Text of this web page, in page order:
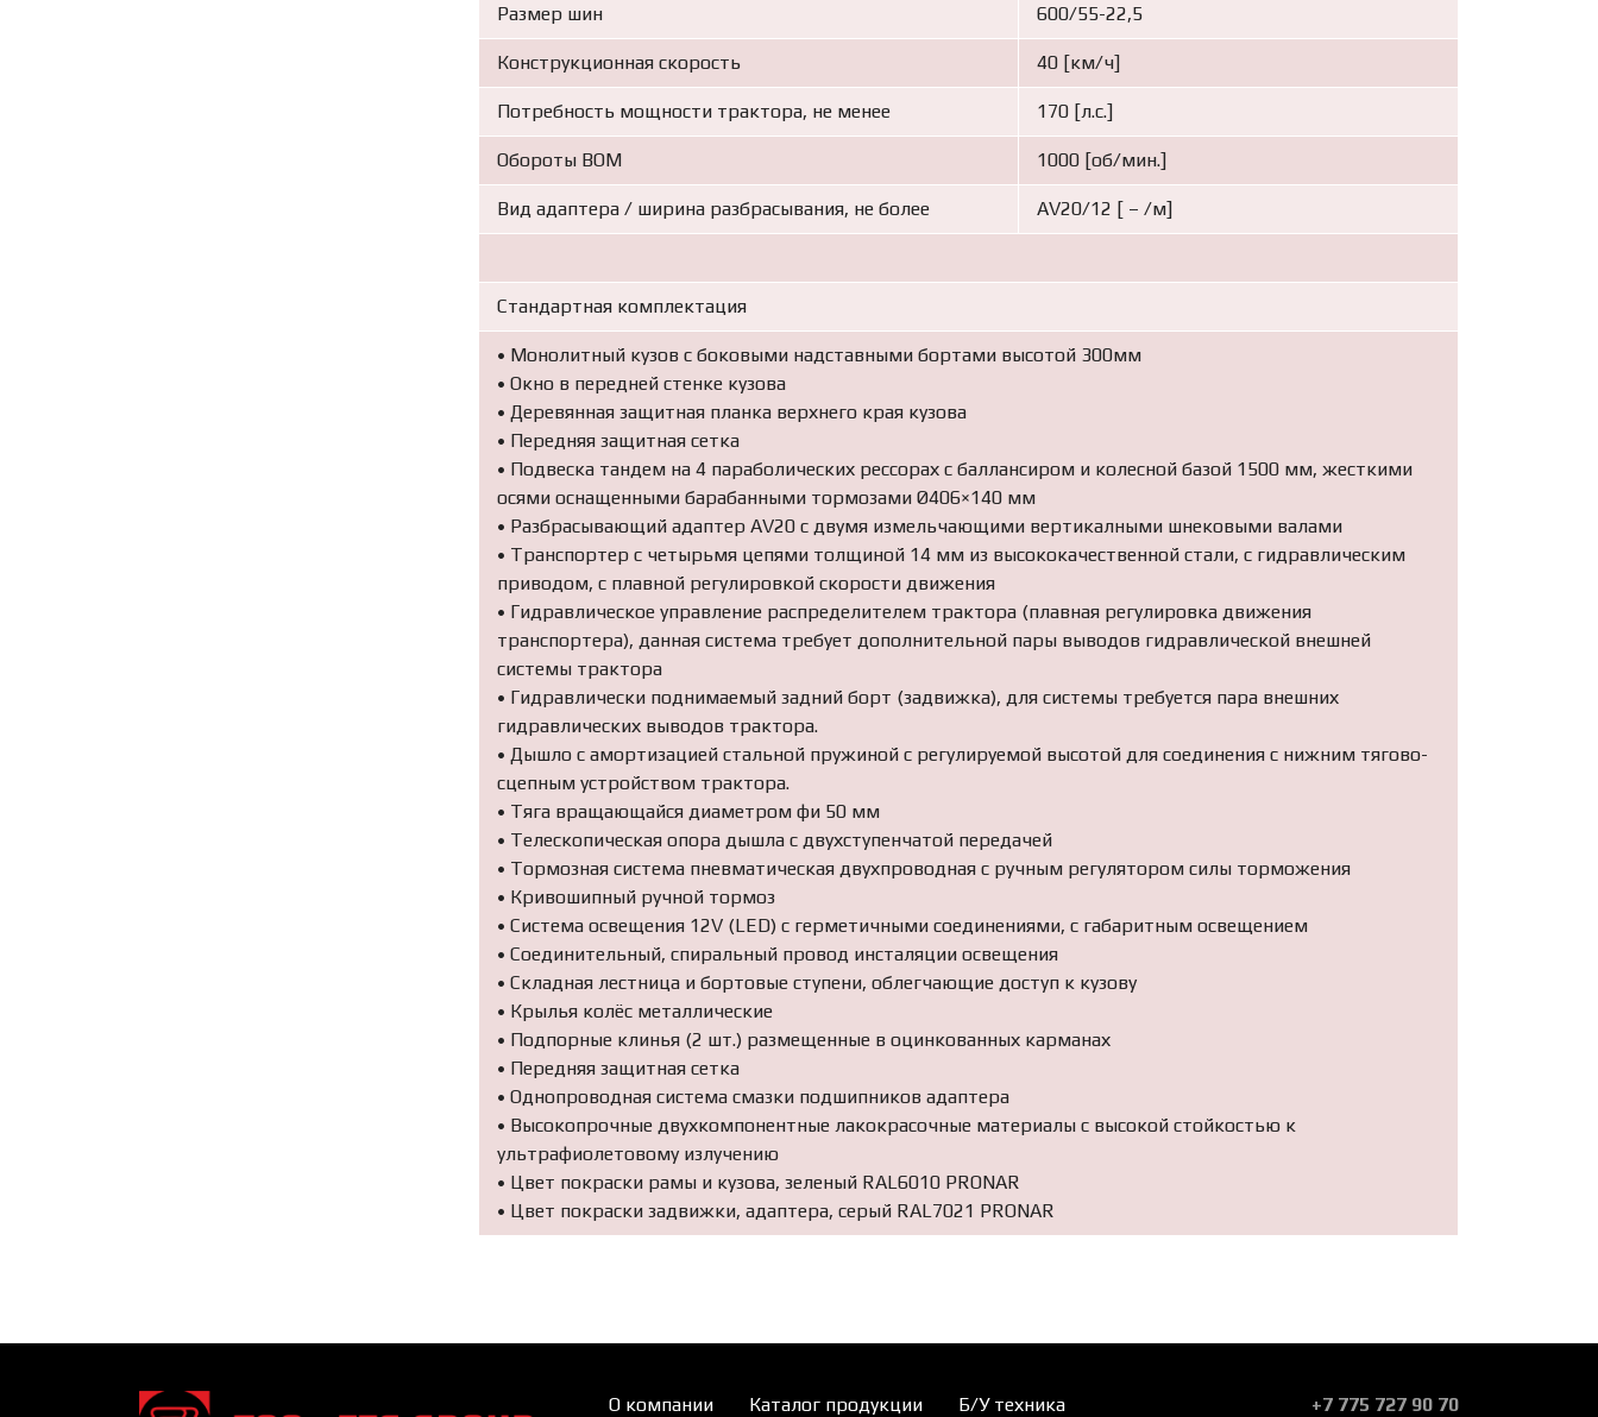
Размер шин 600/55-22,5
Конструкционная скорость 40 [км/ч]
Потребность мощности трактора, не менее 170 [л.с.]
Обороты ВОМ 1000 [об/мин.]
Вид адаптера / ширина разбрасывания, не более AV20/12 [ – /м]
Стандартная комплектация
• Монолитный кузов с боковыми надставными бортами высотой 300мм
• Окно в передней стенке кузова
• Деревянная защитная планка верхнего края кузова
• Передняя защитная сетка
• Подвеска тандем на 4 параболических рессорах с баллансиром и колесной базой 1500 мм, жесткими
осями оснащенными барабанными тормозами Ø406×140 мм
• Разбрасывающий адаптер AV20 с двумя измельчающими вертикалными шнековыми валами
• Транспортер с четырьмя цепями толщиной 14 мм из высококачественной стали, с гидравлическим
приводом, с плавной регулировкой скорости движения
• Гидравлическое управление распределителем трактора (плавная регулировка движения
транспортера), данная система требует дополнительной пары выводов гидравлической внешней
системы трактора
• Гидравлически поднимаемый задний борт (задвижка), для системы требуется пара внешних
гидравлических выводов трактора.
• Дышло с амортизацией стальной пружиной с регулируемой высотой для соединения с нижним тягово-
сцепным устройством трактора.
• Тяга вращающайся диаметром фи 50 мм
• Телескопическая опора дышла с двухступенчатой передачей
• Тормозная система пневматическая двухпроводная с ручным регулятором силы торможения
• Кривошипный ручной тормоз
• Система освещения 12V (LED) с герметичными соединениями, с габаритным освещением
• Соединительный, спиральный провод инсталяции освещения
• Складная лестница и бортовые ступени, облегчающие доступ к кузову
• Крылья колёс металлические
• Подпорные клинья (2 шт.) размещенные в оцинкованных карманах
• Передняя защитная сетка
• Однопроводная система смазки подшипников адаптера
• Высокопрочные двухкомпонентные лакокрасочные материалы с высокой стойкостью к
ультрафиолетовому излучению
• Цвет покраски рамы и кузова, зеленый RAL6010 PRONAR
• Цвет покраски задвижки, адаптера, серый RAL7021 PRONAR
О компании Каталог продукции Б/У техника +7 775 727 90 70